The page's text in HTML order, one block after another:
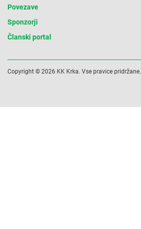
Povezave
Sponzorji
Članski portal
Copyright © 2026 KK Krka. Vse pravice pridržane.